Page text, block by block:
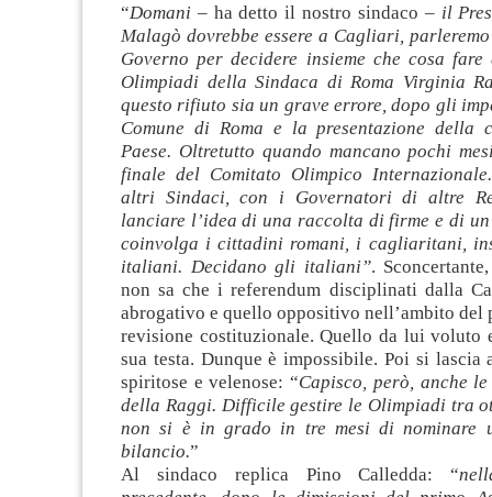
“Domani – ha detto il nostro sindaco – il
Malagò dovrebbe essere a Cagliari,
Governo per decidere insieme che cosa
Olimpiadi della Sindaca di Roma Virginia
questo rifiuto sia un grave errore, dopo gli
Comune di Roma e la presentazione della
Paese. Oltretutto quando mancano pochi
finale del Comitato Olimpico
altri Sindaci, con i Governatori di altre
lanciare l’idea di una raccolta di firme e di un
coinvolga i cittadini romani, i cagliaritani,
italiani. Decidano gli italiani”.
non sa che i referendum disciplinati dalla
abrogativo e quello oppositivo nell’ambito del
revisione costituzionale. Quello da lui voluto
sua testa. Dunque è impossibile. Poi si lascia
spiritose e velenose: “Capisco, però, anche
della Raggi. Difficile gestire le Olimpiadi tra
non si è in grado in tre mesi di nominare
bilancio.”
Al sindaco replica Pino Calledda: “